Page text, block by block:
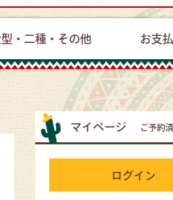
・二種・その他 お支
マイページ ご予約
ログイン